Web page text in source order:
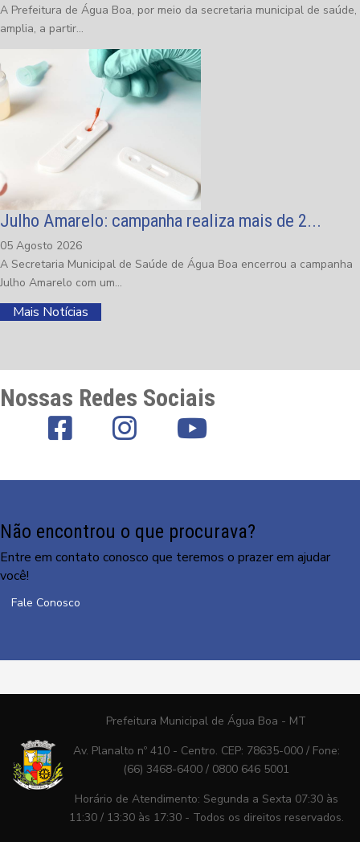
A Prefeitura de Água Boa, por meio da secretaria municipal de saúde,
amplia, a partir...
Julho Amarelo: campanha realiza mais de 2...
05 Agosto 2026
A Secretaria Municipal de Saúde de Água Boa encerrou a campanha
Julho Amarelo com um...
Mais Notícias
Nossas Redes Sociais
Não encontrou o que procurava?
Entre em contato conosco que teremos o prazer em ajudar
você!
Fale Conosco
Prefeitura Municipal de Água Boa - MT
Av. Planalto nº 410 - Centro. CEP: 78635-000 / Fone:
(66) 3468-6400 / 0800 646 5001
Horário de Atendimento: Segunda a Sexta 07:30 às
11:30 / 13:30 às 17:30 - Todos os direitos reservados.